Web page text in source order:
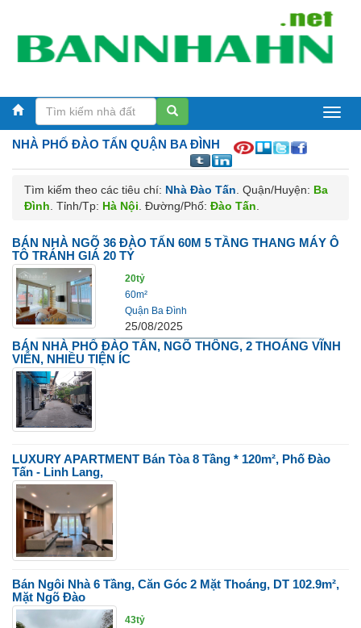
Bán
NHÀ PHỐ ĐÀO TẤN QUẬN BA ĐÌNH
Tìm kiếm theo các tiêu chí: Nhà Đào Tấn . Quận/Huyện: Ba
Đình . Tỉnh/Tp: Hà Nội . Đường/Phố: Đào Tấn
BÁN NHÀ NGÕ 36 ĐÀO TẤN 60M 5 TẦNG THANG MÁY Ô
TÔ TRÁNH GIÁ 20 TỶ
20tỷ
60m²
Quận Ba Đình
25/08/2025
BÁN NHÀ PHỐ ĐÀO TẤN, NGÕ THÔNG, 2 THOÁNG VĨNH
VIỄN, NHIỀU TIỆN ÍC
LUXURY APARTMENT Bán Tòa 8 Tầng * 120m², Phố Đào
Tấn - Linh Lang,
Bán Ngôi Nhà 6 Tầng, Căn Góc 2 Mặt Thoáng, DT 102.9m²,
Mặt Ngõ Đào
43tỷ